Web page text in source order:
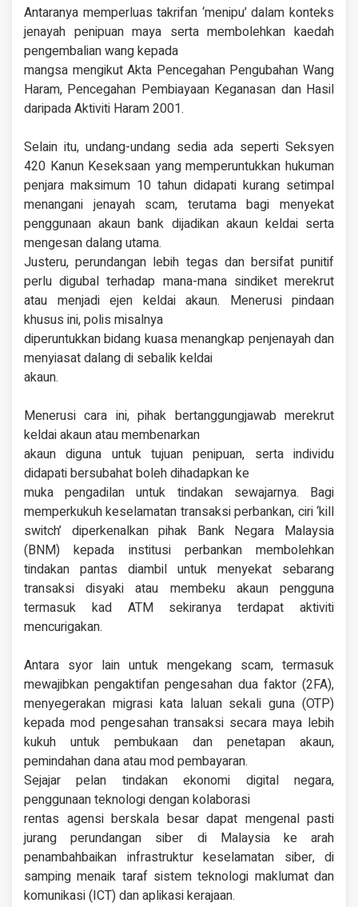
Antaranya memperluas takrifan ‘menipu’ dalam konteks
jenayah penipuan maya serta membolehkan kaedah
pengembalian wang kepada
mangsa mengikut Akta Pencegahan Pengubahan Wang
Haram, Pencegahan Pembiayaan Keganasan dan Hasil
daripada Aktiviti Haram 2001.
Selain itu, undang-undang sedia ada seperti Seksyen
420 Kanun Keseksaan yang memperuntukkan hukuman
penjara maksimum 10 tahun didapati kurang setimpal
menangani jenayah scam, terutama bagi menyekat
penggunaan akaun bank dijadikan akaun keldai serta
mengesan dalang utama.
Justeru, perundangan lebih tegas dan bersifat punitif
perlu digubal terhadap mana-mana sindiket merekrut
atau menjadi ejen keldai akaun. Menerusi pindaan
khusus ini, polis misalnya
diperuntukkan bidang kuasa menangkap penjenayah dan
menyiasat dalang di sebalik keldai
akaun.
Menerusi cara ini, pihak bertanggungjawab merekrut
keldai akaun atau membenarkan
akaun diguna untuk tujuan penipuan, serta individu
didapati bersubahat boleh dihadapkan ke
muka pengadilan untuk tindakan sewajarnya. Bagi
memperkukuh keselamatan transaksi perbankan, ciri ‘kill
switch’ diperkenalkan pihak Bank Negara Malaysia
(BNM) kepada institusi perbankan membolehkan
tindakan pantas diambil untuk menyekat sebarang
transaksi disyaki atau membeku akaun pengguna
termasuk kad ATM sekiranya terdapat aktiviti
mencurigakan.
Antara syor lain untuk mengekang scam, termasuk
mewajibkan pengaktifan pengesahan dua faktor (2FA),
menyegerakan migrasi kata laluan sekali guna (OTP)
kepada mod pengesahan transaksi secara maya lebih
kukuh untuk pembukaan dan penetapan akaun,
pemindahan dana atau mod pembayaran.
Sejajar pelan tindakan ekonomi digital negara,
penggunaan teknologi dengan kolaborasi
rentas agensi berskala besar dapat mengenal pasti
jurang perundangan siber di Malaysia ke arah
penambahbaikan infrastruktur keselamatan siber, di
samping menaik taraf sistem teknologi maklumat dan
komunikasi (ICT) dan aplikasi kerajaan.